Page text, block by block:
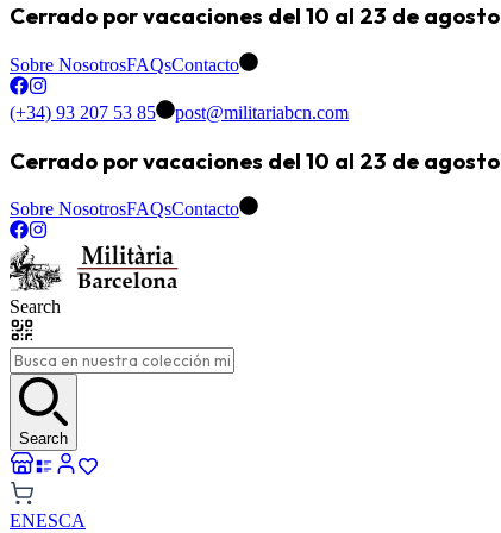
Cerrado por vacaciones del 10 al 23 de agosto
Sobre NosotrosFAQsContacto
(+34) 93 207 53 85 post@militariabcn.com
Cerrado por vacaciones del 10 al 23 de agosto
Sobre NosotrosFAQsContacto
Search
Search
ENESCA